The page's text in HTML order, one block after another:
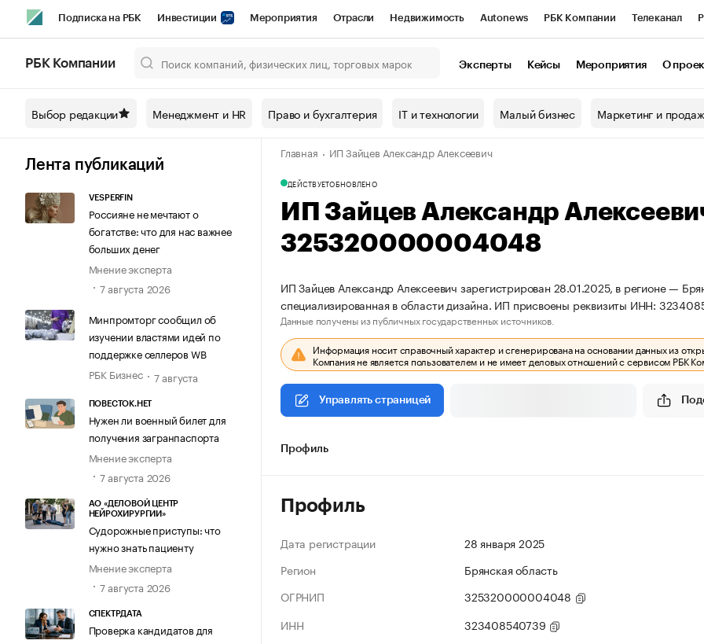
Подписка на РБК Инвестиции Мероприятия Отрасли Недвижимость Autonews РБК Компании Телеканал
Спецпроекты СПб Конференции СПб Спецпроекты Проверка контрагентов
Технологии и медиа Рынок наличной валюты
РБК Компании Эксперты Кейсы Мероприятия О
Выбор редакции Менеджмент и HR Право и бухгалтерия IT и технологии Малый бизнес Маркетинг и
Лента публикаций
VESPERFIN
Россияне не мечтают о
богатстве: что для нас важнее
больших денег
Мнение эксперта
7 августа 2026
Минпромторг сообщил об
изучении властями идей по
поддержке селлеров WB
РБК Бизнес
7 августа
ПОВЕСТОК.НЕТ
Нужен ли военный билет для
получения загранпаспорта
Мнение эксперта
7 августа 2026
АО «ДЕЛОВОЙ ЦЕНТР
НЕЙРОХИРУРГИИ»
Судорожные приступы: что
нужно знать пациенту
Мнение эксперта
7 августа 2026
СПЕКТРДАТА
Проверка кандидатов для
Главная ИП Зайцев Александр Алексеевич
ДЕЙСТВУЕТОБНОВЛЕНО
ИП Зайцев Александр
325320000004048
ИП Зайцев Александр Алексеевич зарегистрирован 28.01.2025, в регионе —
специализированная в области дизайна. ИП присвоены реквизиты ИНН:
Данные получены из публичных государственных источников.
Информация носит справочный характер и сгенерирована на основании данных из
Компания не является пользователем и не имеет деловых отношений с сервисом РБК
Управлять страницей
Профиль
Профиль
Дата регистрации
28 января 2025
Регион
Брянская область
ОГРНИП
325320000004048
ИНН
323408540739